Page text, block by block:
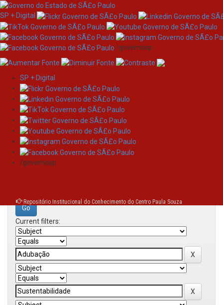
Skip
navigation
SP + Digital
/governosp
SP + Digital
/governosp
Repositório Institucional do Conhecimento do Centro Paula Souza
Search
Search:
Current filters: